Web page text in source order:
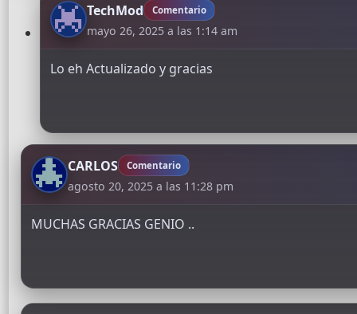
TechMod Comentario
mayo 26, 2025 a las 1:14 am
Lo eh Actualizado y gracias
CARLOS Comentario
agosto 20, 2025 a las 11:28 pm
MUCHAS GRACIAS GENIO ..